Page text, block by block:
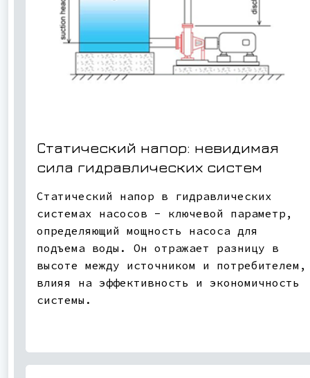
Статический напор: невидимая
сила гидравлических систем
Статический напор в гидравлических
системах насосов - ключевой параметр,
определяющий мощность насоса для
подъема воды. Он отражает разницу в
высоте между источником и потребителем,
влияя на эффективность и экономичность
системы.